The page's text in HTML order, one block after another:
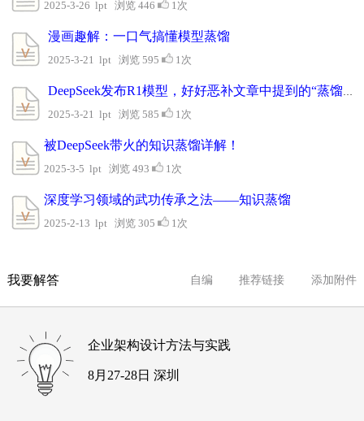
2025-3-26 lpt 浏览 446 1次
漫画趣解：一口气搞懂模型蒸馏
2025-3-21 lpt 浏览 595 1次
DeepSeek发布R1模型，好好恶补文章中提到的“蒸馏技术”
2025-3-21 lpt 浏览 585 1次
被DeepSeek带火的知识蒸馏详解！
2025-3-5 lpt 浏览 493 1次
深度学习领域的武功传承之法——知识蒸馏
2025-2-13 lpt 浏览 305 1次
我要解答 自编 推荐链接 添加附件
企业架构设计方法与实践
8月27-28日 深圳